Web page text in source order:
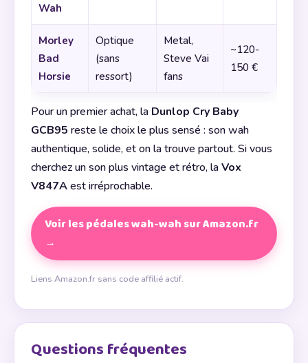
Wah
Morley
Bad
Horsie
Optique
(sans
ressort)
Metal,
Steve Vai
fans
~120-
150 €
Pour un premier achat, la Dunlop Cry Baby
GCB95 reste le choix le plus sensé : son wah
authentique, solide, et on la trouve partout. Si vous
cherchez un son plus vintage et rétro, laVox
V847Aest irréprochable.
Voir les pédales wah-wah sur Amazon.fr
→
Liens Amazon.fr sans code affilié actif.
Questions fréquentes